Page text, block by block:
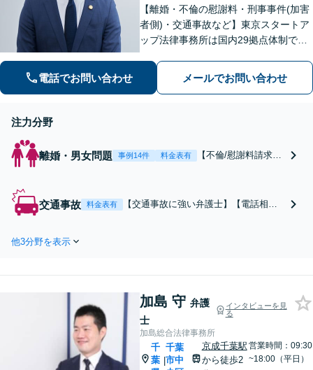
【離婚・不倫の慰謝料・刑事事件(加害
者側)・交通事故など】東京スタートア
ップ法律事務所は国内29拠点体制で全
対応(法律相談は完全予約制)】各分野で
専門性の高い弁護士が寄り添い解決を
電話でお問い合わせ メールでお問い合わせ
注力分野
離婚・男女問題 事例14件 料金表有
【不倫/慰謝料請求に
慰謝料トラブルの相
談は毎月100件以上、
倫相談は初回0円】
【千葉県全域対応】
交通事故 料金表有
【交通事故に強い弁護士】【電話相談
い。【千葉駅徒歩1分】
他3分野を表示
加島 守 弁護
士
インタビューを見
る
加島総合法律事務所
千
葉 |
千葉
市中
京成千葉駅
から徒歩2
営業時間：09:30
~18:00（平日）